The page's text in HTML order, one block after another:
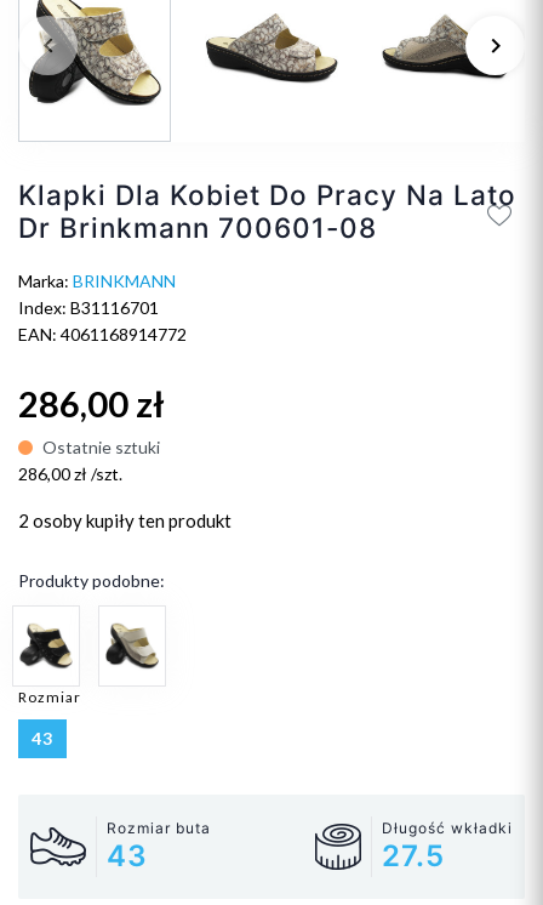
Poprzedni
keyboard_arrow_left keyboard_arrow_right
Klapki Dla Kobiet Do Pracy Na Lato
Dr Brinkmann 700601-08
Marka: BRINKMANN
Index: B31116701
EAN: 4061168914772
286,00 zł
Ostatnie sztuki
286,00 zł /szt.
2 osobykupiły ten produkt
Produkty podobne:
Rozmiar
43
Rozmiar buta
43
Długość wkładki
27.5